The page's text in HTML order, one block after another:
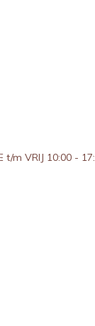
m VRIJ 10:00 -